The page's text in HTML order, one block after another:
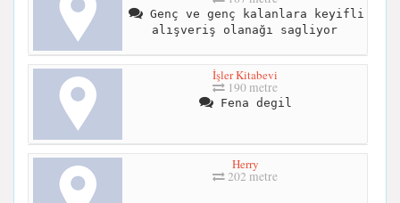
Genç ve genç kalanlara keyifli
alışveriş olanağı sagliyor
İşler Kitabevi
190 metre
Fena degil
Herry
202 metre